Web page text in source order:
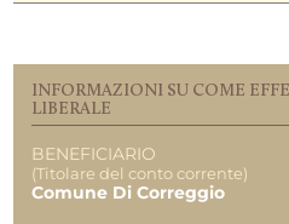
GREENPIPE S.R.L.
Impresa
INFORMAZIONI SU COME
LIBERALE
BENEFICIARIO
(Titolare del conto corrente)
Comune Di Correggio